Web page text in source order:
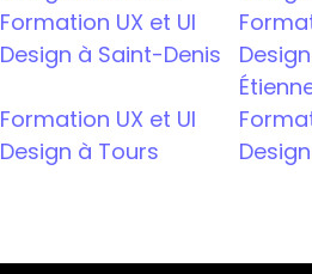
Formation UX et UI
Design à Saint-Denis
Formation UX et UI
Design à Tours